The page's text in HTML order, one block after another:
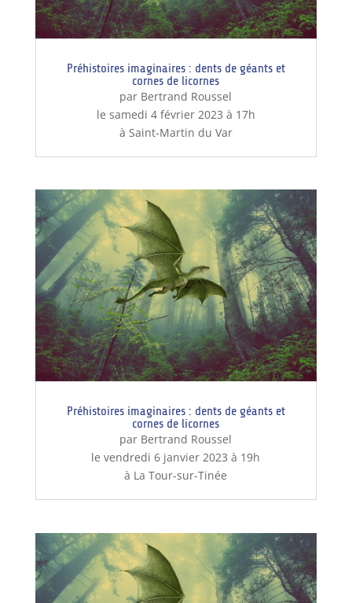
Préhistoires imaginaires : dents de géants et
cornes de licornes
par Bertrand Roussel
le samedi 4 février 2023 à 17h
à Saint-Martin du Var
Préhistoires imaginaires : dents de géants et
cornes de licornes
par Bertrand Roussel
le vendredi 6 janvier 2023 à 19h
à La Tour-sur-Tinée